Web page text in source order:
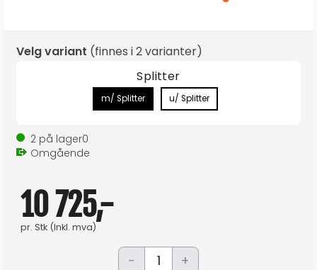
Velg variant (finnes i2 varianter)
Splitter
m/ Splitter u/ Splitter
2 på lager0
Omgående
10 725,-
pr. Stk (Inkl. mva)
- +